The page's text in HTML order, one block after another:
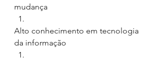
mudança
Alto conhecimento em tecnologia
da informação